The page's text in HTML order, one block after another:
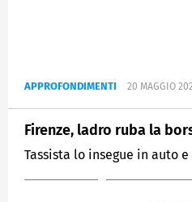
APPROFONDIMENTI 20 MAGGIO
Firenze, ladro ruba la
Tassista lo insegue in auto